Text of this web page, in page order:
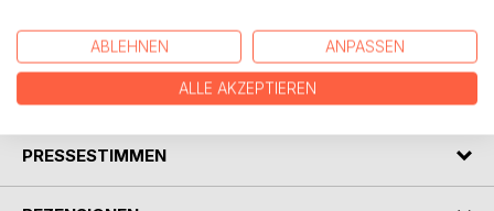
die Texte im Radioformat, .... kurz halt.
PRESSESTIMMEN
ABLEHNEN ANPASSEN
ALLE AKZEPTIEREN